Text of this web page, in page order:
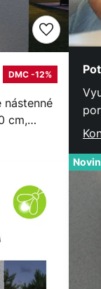
nástenné
cm,
DMC -12%